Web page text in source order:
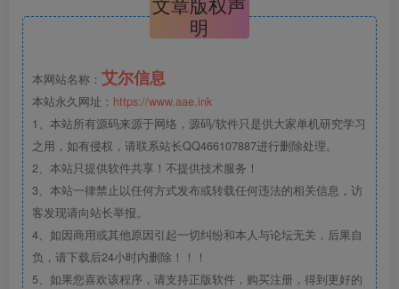
明
本网站名称： 艾尔信息
本站永久网址： https://www.aae.ink
1、本站所有源码来源于网络，源码/软件只是供大家单机研究学习
之用，如有侵权，请联系站长QQ466107887进行删除处理。
2、本站只提供软件共享！不提供技术服务！
3、本站一律禁止以任何方式发布或转载任何违法的相关信息，访
客发现请向站长举报。
4、如因商用或其他原因引起一切纠纷和本人与论坛无关，后果自
负，请下载后24小时内删除！！！
5、如果您喜欢该程序，请支持正版软件，购买注册，得到更好的